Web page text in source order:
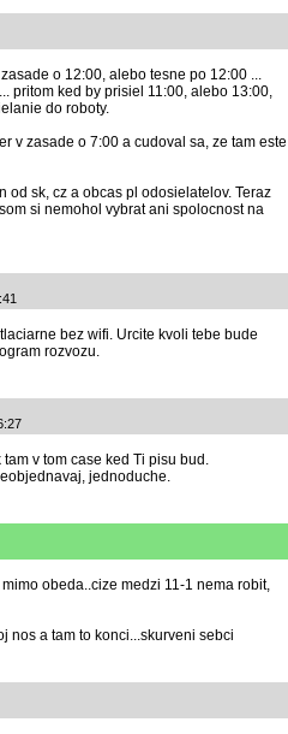
o 12:00, alebo tesne po 12:00 ...
pritom ked by prisiel 11:00, alebo 13:00,
do roboty.
v zasade o 7:00 a cudoval sa, ze tam este
od sk, cz a obcas pl odosielatelov. Teraz
si nemohol vybrat ani spolocnost na
bez wifi. Urcite kvoli tebe bude
rozvozu.
v tom case ked Ti pisu bud.
jednoduche.
obeda..cize medzi 11-1 nema robit,
nos a tam to konci...skurveni sebci